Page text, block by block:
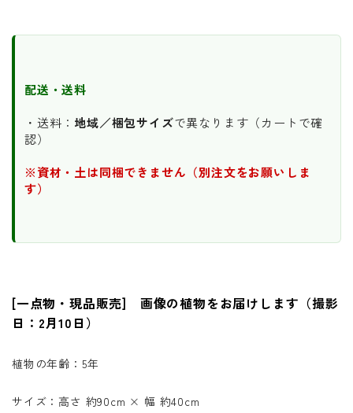
配送・送料
・送料： 地域／梱包サイズで異なります（カートで確
認）
※資材・土は同梱できません（別注文をお願いしま
す）
[一点物・現品販売] 画像の植物をお届けします（撮影
日：2月10日）
植物の年齢：5年
サイズ：高さ 約90cm × 幅 約40cm